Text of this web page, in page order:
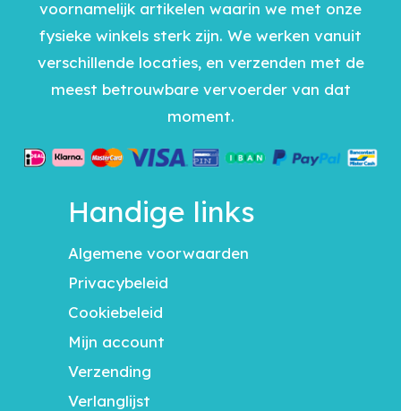
voornamelijk artikelen waarin we met onze
fysieke winkels sterk zijn. We werken vanuit
verschillende locaties, en verzenden met de
meest betrouwbare vervoerder van dat
moment.
Handige links
Algemene voorwaarden
Privacybeleid
Cookiebeleid
Mijn account
Verzending
Verlanglijst